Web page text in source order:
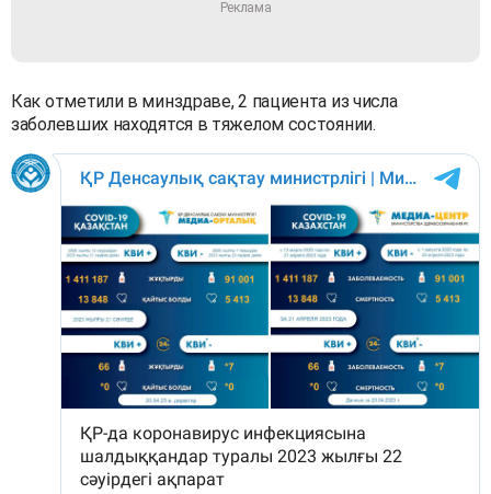
Как отметили в минздраве, 2 пациента из числа
заболевших находятся в тяжелом состоянии.